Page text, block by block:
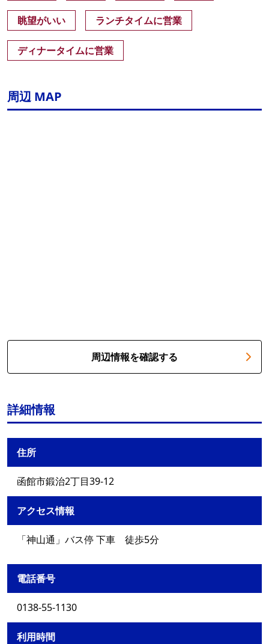
眺望がいい ランチタイムに営業
ディナータイムに営業
周辺 MAP
周辺情報を確認する
詳細情報
住所
函館市鍛治2丁目39-12
アクセス情報
「神山通」バス停 下車 徒歩5分
電話番号
0138-55-1130
利用時間